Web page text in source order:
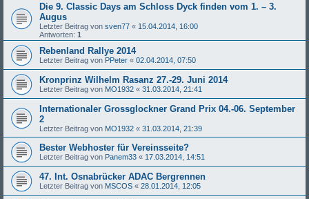
Die 9. Classic Days am Schloss Dyck finden vom 1. – 3.
Augus
Letzter Beitrag von sven77 « 15.04.2014, 16:00
Antworten: 1
Rebenland Rallye 2014
Letzter Beitrag von PPeter « 02.04.2014, 07:50
Kronprinz Wilhelm Rasanz 27.-29. Juni 2014
Letzter Beitrag von MO1932 « 31.03.2014, 21:41
Internationaler Grossglockner Grand Prix 04.-06. September
2
Letzter Beitrag von MO1932 « 31.03.2014, 21:39
Bester Webhoster für Vereinsseite?
Letzter Beitrag von Panem33 « 17.03.2014, 14:51
47. Int. Osnabrücker ADAC Bergrennen
Letzter Beitrag von MSCOS « 28.01.2014, 12:05